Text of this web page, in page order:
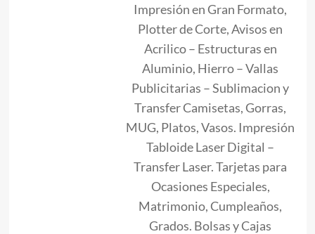
Impresión en Gran Formato,
Plotter de Corte, Avisos en
Acrilico – Estructuras en
Aluminio, Hierro – Vallas
Publicitarias – Sublimacion y
Transfer Camisetas, Gorras,
MUG, Platos, Vasos. Impresión
Tabloide Laser Digital –
Transfer Laser. Tarjetas para
Ocasiones Especiales,
Matrimonio, Cumpleaños,
Grados. Bolsas y Cajas